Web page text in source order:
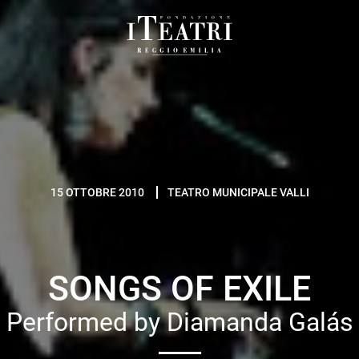
Fondazione
Teatri
Reggio
15 OTTOBRE 2010 TEATRO MUNICIPALE VALLI
SONGS OF EXILE
Performed by Diamanda Galás